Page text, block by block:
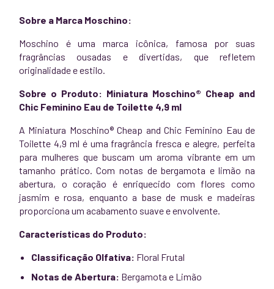
Sobre a Marca Moschino:
Moschino é uma marca icônica, famosa por suas
fragrâncias ousadas e divertidas, que refletem
originalidade e estilo.
Sobre o Produto: Miniatura Moschino® Cheap and
Chic Feminino Eau de Toilette 4,9 ml
A Miniatura Moschino® Cheap and Chic Feminino Eau de
Toilette 4,9 ml é uma fragrância fresca e alegre, perfeita
para mulheres que buscam um aroma vibrante em um
tamanho prático. Com notas de bergamota e limão na
abertura, o coração é enriquecido com flores como
jasmim e rosa, enquanto a base de musk e madeiras
proporciona um acabamento suave e envolvente.
Características do Produto:
Classificação Olfativa: Floral Frutal
Notas de Abertura: Bergamota e Limão